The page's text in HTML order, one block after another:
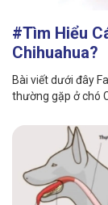
CHÍNH SÁCH
Chính sách
Chính sách
#Tìm Hiểu
Chihuahua?
Bài viết dưới đây
thường gặp ở chó